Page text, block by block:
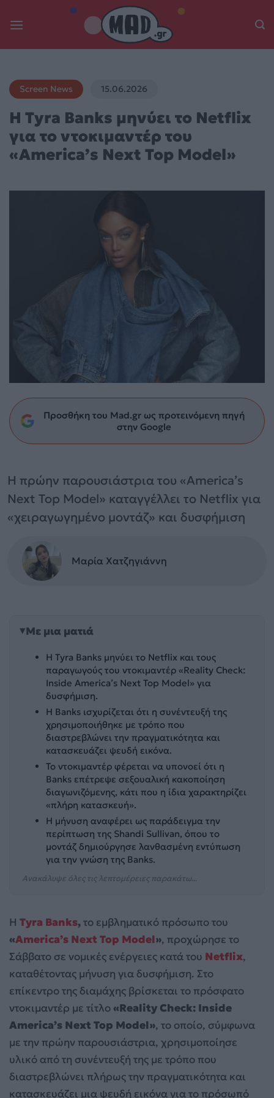
Screen News 15.06.2026
Η Tyra Banks μηνύει το Netflix
για το ντοκιμαντέρ του
«America’s Next Top Model»
Προσθήκη του Mad.gr ως προτεινόμενη πηγή
στην Google
Η πρώην παρουσιάστρια του «America’s
Next Top Model» καταγγέλλει το Netflix για
«χειραγωγημένο μοντάζ» και δυσφήμιση
Μαρία Χατζηγιάννη
Με μια ματιά
Η Tyra Banks μηνύει το Netflix και τους
παραγωγούς του ντοκιμαντέρ «Reality Check:
Inside America’s Next Top Model» για
δυσφήμιση.
Η Banks ισχυρίζεται ότι η συνέντευξή της
χρησιμοποιήθηκε με τρόπο που
διαστρεβλώνει την πραγματικότητα και
κατασκευάζει ψευδή εικόνα.
Το ντοκιμαντέρ φέρεται να υπονοεί ότι η
Banks επέτρεψε σεξουαλική κακοποίηση
διαγωνιζόμενης, κάτι που η ίδια χαρακτηρίζει
«πλήρη κατασκευή».
Η μήνυση αναφέρει ως παράδειγμα την
περίπτωση της Shandi Sullivan, όπου το
μοντάζ δημιούργησε λανθασμένη εντύπωση
για την γνώση της Banks.
Ανακάλυψε όλες τις λεπτομέρειες παρακάτω...
Η Tyra Banks,το εμβληματικό πρόσωπο του
«America’s Next Top Model», προχώρησε το
Σάββατο σε νομικές ενέργειες κατά του Netflix,
καταθέτοντας μήνυση για δυσφήμιση. Στο
επίκεντρο της διαμάχης βρίσκεται το πρόσφατο
ντοκιμαντέρ με τίτλο«Reality Check: Inside
America’s Next Top Model», το οποίο, σύμφωνα
με την πρώην παρουσιάστρια, χρησιμοποίησε
υλικό από τη συνέντευξή της με τρόπο που
διαστρεβλώνει πλήρως την πραγματικότητα και
κατασκευάζει μια ψευδή εικόνα για το πρόσωπό